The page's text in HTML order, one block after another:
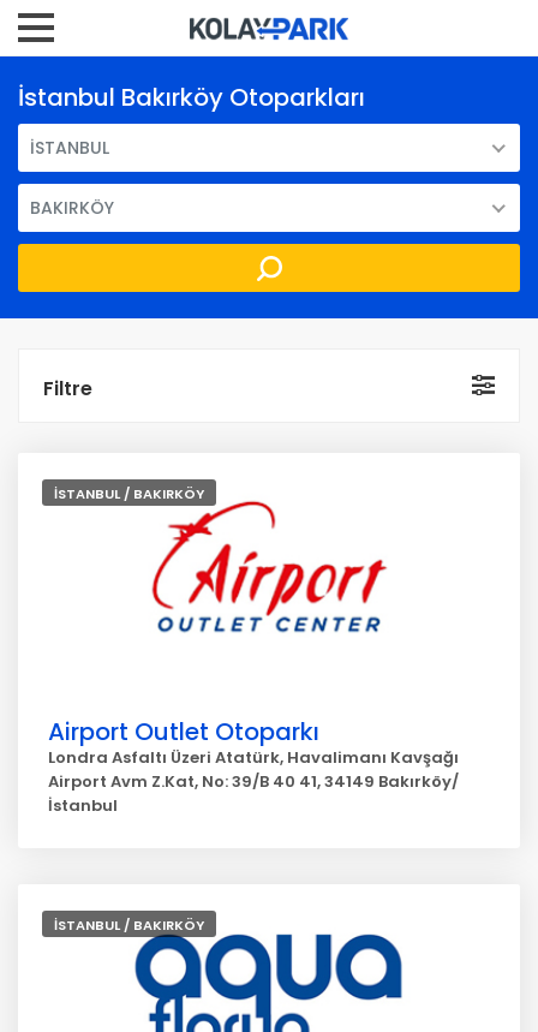
İstanbul Bakırköy Otoparkları
İSTANBUL
BAKIRKÖY
Filtre
İSTANBUL / BAKIRKÖY
Airport Outlet Otoparkı
Londra Asfaltı Üzeri Atatürk, Havalimanı Kavşağı
Airport Avm Z.Kat, No: 39/B 40 41, 34149 Bakırköy/
İstanbul
İSTANBUL / BAKIRKÖY